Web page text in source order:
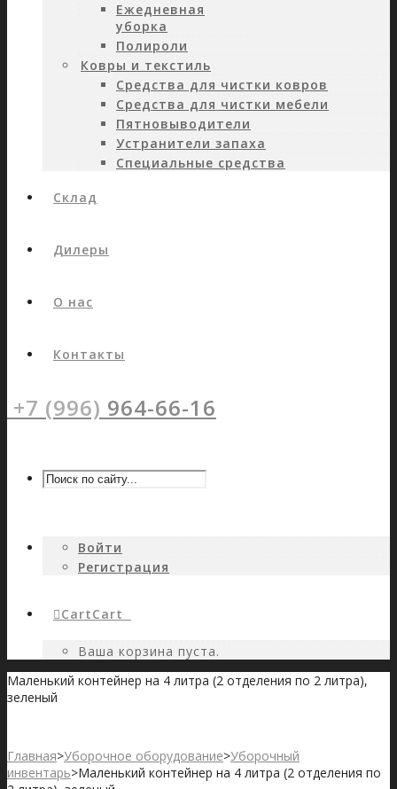
Ежедневная
уборка
Полироли
Ковры и текстиль
Средства для чистки ковров
Средства для чистки мебели
Пятновыводители
Устранители запаха
Специальные средства
Склад
Дилеры
О нас
Контакты
+7 (996) 964-66-16
Войти
Регистрация
CartCart
Ваша корзина пуста.
Маленький контейнер на 4 литра (2 отделения по 2 литра),
зеленый
Главная>Уборочное оборудование>Уборочный
инвентарь>Маленький контейнер на 4 литра (2 отделения по